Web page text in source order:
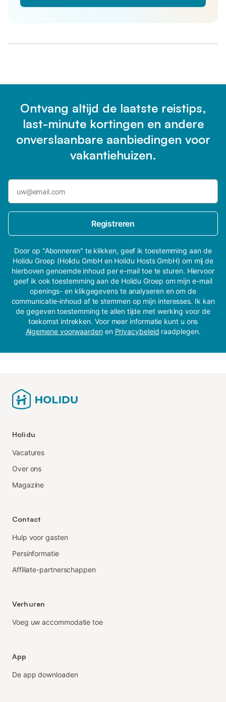
Ontvang altijd de laatste reistips,
last-minute kortingen en andere
onverslaanbare aanbiedingen voor
vakantiehuizen.
Registreren
Door op "Abonneren" te klikken, geef ik toestemming aan de
Holidu Groep (Holidu GmbH en Holidu Hosts GmbH) om mij de
hierboven genoemde inhoud per e-mail toe te sturen. Hiervoor
geef ik ook toestemming aan de Holidu Groep om mijn e-mail
openings- en klikgegevens te analyseren en om de
communicatie-inhoud af te stemmen op mijn interesses. Ik kan
de gegeven toestemming te allen tijde met werking voor de
toekomst intrekken. Voor meer informatie kunt u ons
Algemene voorwaardenen Privacybeleid raadplegen.
Holidu
Vacatures
Over ons
Magazine
Contact
Hulp voor gasten
Persinformatie
Affiliate-partnerschappen
Verhuren
Voeg uw accommodatie toe
App
De app downloaden